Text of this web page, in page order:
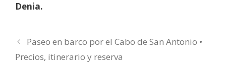
Denia.
Paseo en barco por el Cabo de San Antonio •
Precios, itinerario y reserva